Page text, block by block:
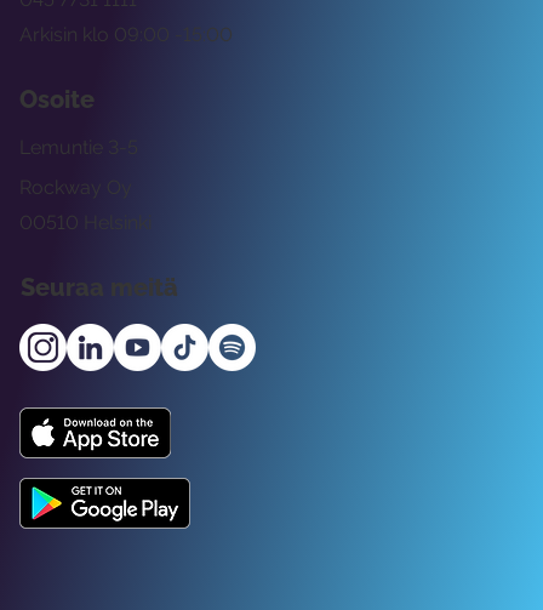
Arkisin klo 09:00 -15:00
Osoite
Rockway Oy
Lemuntie 3-5
00510 Helsinki
Seuraa meitä